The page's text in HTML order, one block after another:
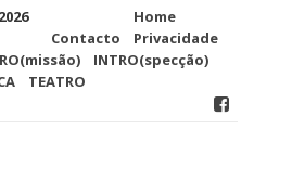
Contacto
Home
Privacidade
INTRO(specção)
TEATRO